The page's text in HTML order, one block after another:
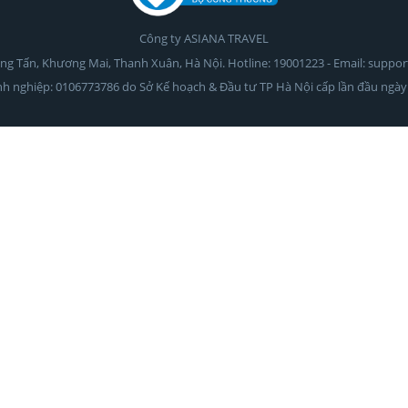
Công ty ASIANA TRAVEL
Tấn, Khương Mai, Thanh Xuân, Hà Nội. Hotline: 19001223 - Email:
nghiệp: 0106773786 do Sở Kế hoạch & Đầu tư TP Hà Nội cấp lần đầu